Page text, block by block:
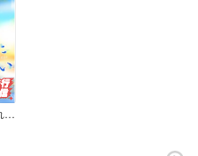
二度目の恋に溺れたい【フルカラー】